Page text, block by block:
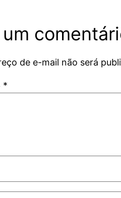
de e-mail não será
*